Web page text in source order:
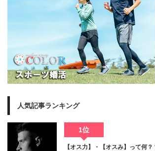
人気記事ランキング
1位
【オス力】・【オスみ】って何